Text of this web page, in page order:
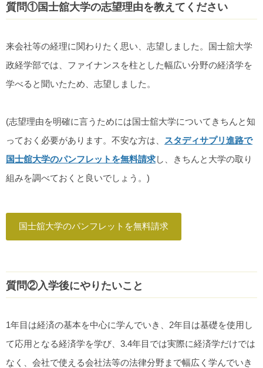
質問①国士舘大学の志望理由を教えてください
来会社等の経理に関わりたく思い、志望しました。国士舘大学
政経学部では、ファイナンスを柱とした幅広い分野の経済学を
学べると聞いたため、志望しました。
(志望理由を明確に言うためには国士舘大学についてきちんと知
っておく必要があります。不安な方は、 スタディサプリ進路で
国士舘大学のパンフレットを無料請求し、きちんと大学の取り
組みを調べておくと良いでしょう。)
国士舘大学のパンフレットを無料請求
質問②入学後にやりたいこと
1年目は経済の基本を中心に学んでいき、2年目は基礎を使用し
て応用となる経済学を学び、3.4年目では実際に経済学だけでは
なく、会社で使える会社法等の法律分野まで幅広く学んでいき